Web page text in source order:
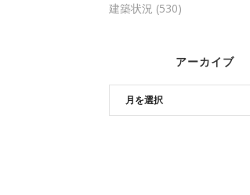
建築状況 (530)
アーカイブ